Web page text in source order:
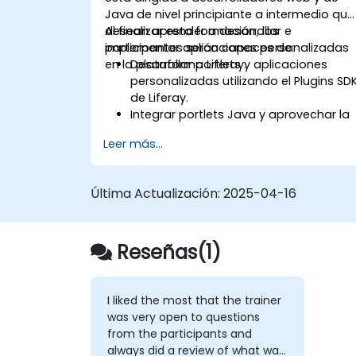
Java de nivel principiante a intermedio que
desean aprender a desarrollar e
implementar aplicaciones personalizadas
en la plataforma Liferay.
Al finalizar esta formación, los
participantes serán capaces de:
Desarrollar portlets y aplicaciones
personalizadas utilizando el Plugins
de Liferay.
Integrar portlets Java y aprovechar la
Personalizar el portal mediante hooks,
temas y plantillas de diseño.
desarrollo e implementación.
aplicaciones eficientes y mantenibles.
Leer más...
Última Actualización: 2025-04-16
Reseñas(1)
I liked the most that the trainer
was very open to questions
from the participants and
always did a review of what was